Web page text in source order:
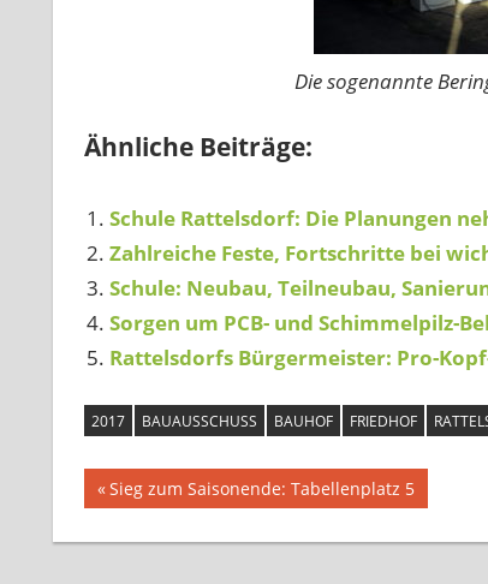
Die sogenannte
Ähnliche Beiträge:
Schule Rattelsdorf: Die Planungen
Zahlreiche Feste, Fortschritte bei
Schule: Neubau, Teilneubau,
Sorgen um PCB- und Schimmelpilz-
Rattelsdorfs Bürgermeister: Pro-
2017 BAUAUSSCHUSS BAUHOF FRIEDHOF
Beitragsnavigation
Vorheriger
Beitrag:
Sieg zum Saisonende: Tabellenplatz 5